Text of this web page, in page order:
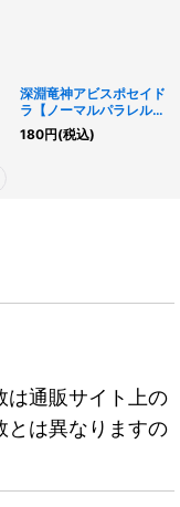
深淵竜神アビスポセイド
ラ【ノーマルパラレル】
{RD/VSP1-JP014}
《RDモンスター》
180円(税込)
は通販サイト上の
とは異なりますの